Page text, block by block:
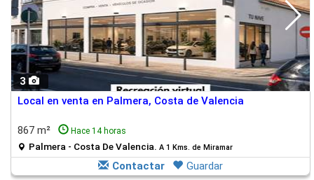
3
Local en venta en Palmera, Costa de Valencia
867 m² Hace 14 horas
Palmera - Costa De Valencia. A 1 Kms. de Miramar
Contactar Guardar